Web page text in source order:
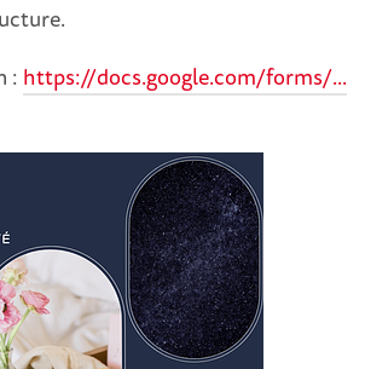
: https://docs.google.com/forms/...